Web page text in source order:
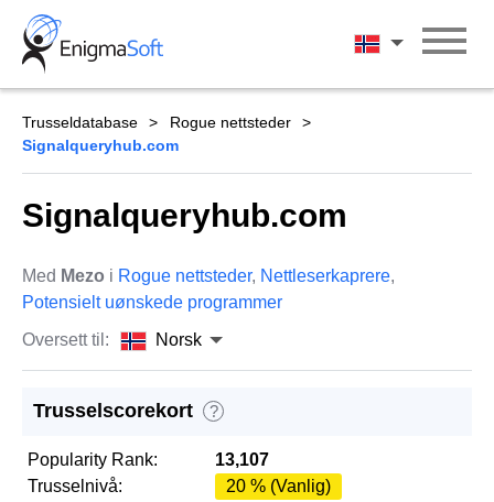
Skip
content
Norsk
Trusseldatabase
Rogue nettsteder
Signalqueryhub.com
Signalqueryhub.com
Med Mezo i Rogue nettsteder, Nettleserkaprere,
Potensielt uønskede programmer
Oversett til:
Norsk
Trusselscorekort ?
Popularity Rank:
13,107
Trusselnivå:
20 % (Vanlig)